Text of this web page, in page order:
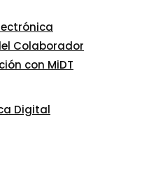
Colaborador
con MiDT
Digital